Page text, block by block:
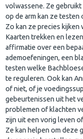
volwassene. Ze
op de arm kan ze
Zo kan ze precies kijken
Kaarten trekken en
affirmatie over een
ademoefeningen, een
testen welke
te reguleren. Ook kan
of niet, of je
gebeurtenissen uit het
problemen of klachten
zijn uit een vorig leven
Ze kan helpen om deze